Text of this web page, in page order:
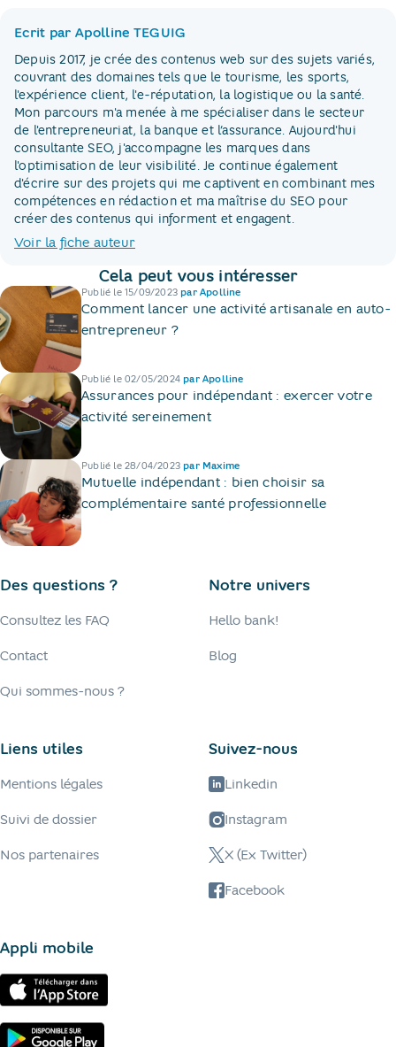
Ecrit par Apolline TEGUIG
Depuis 2017, je crée des contenus web sur des sujets variés,
couvrant des domaines tels que le tourisme, les sports,
l'expérience client, l'e-réputation, la logistique ou la santé.
Mon parcours m'a menée à me spécialiser dans le secteur
de l'entrepreneuriat, la banque et l’assurance. Aujourd'hui
consultante SEO, j'accompagne les marques dans
l'optimisation de leur visibilité. Je continue également
d'écrire sur des projets qui me captivent en combinant mes
compétences en rédaction et ma maîtrise du SEO pour
créer des contenus qui informent et engagent.
Voir la fiche auteur
Cela peut vous intéresser
Publié le15/09/2023 par Apolline
Comment lancer une activité artisanale en auto-
entrepreneur ?
Publié le02/05/2024 par Apolline
Assurances pour indépendant : exercer votre
activité sereinement
Publié le28/04/2023 par Maxime
Mutuelle indépendant : bien choisir sa
complémentaire santé professionnelle
Des questions ?
Consultez les FAQ
Contact
Qui sommes-nous ?
Notre univers
Hello bank!
Blog
Liens utiles
Mentions légales
Suivi de dossier
Nos partenaires
Suivez-nous
Linkedin
Instagram
X (Ex Twitter)
Facebook
Appli mobile